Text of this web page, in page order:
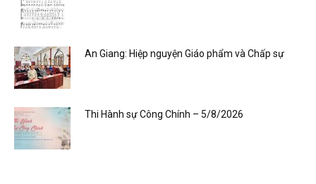
An Giang: Hiệp nguyện Giáo phẩm và Chấp sự
Thi Hành sự Công Chính – 5/8/2026